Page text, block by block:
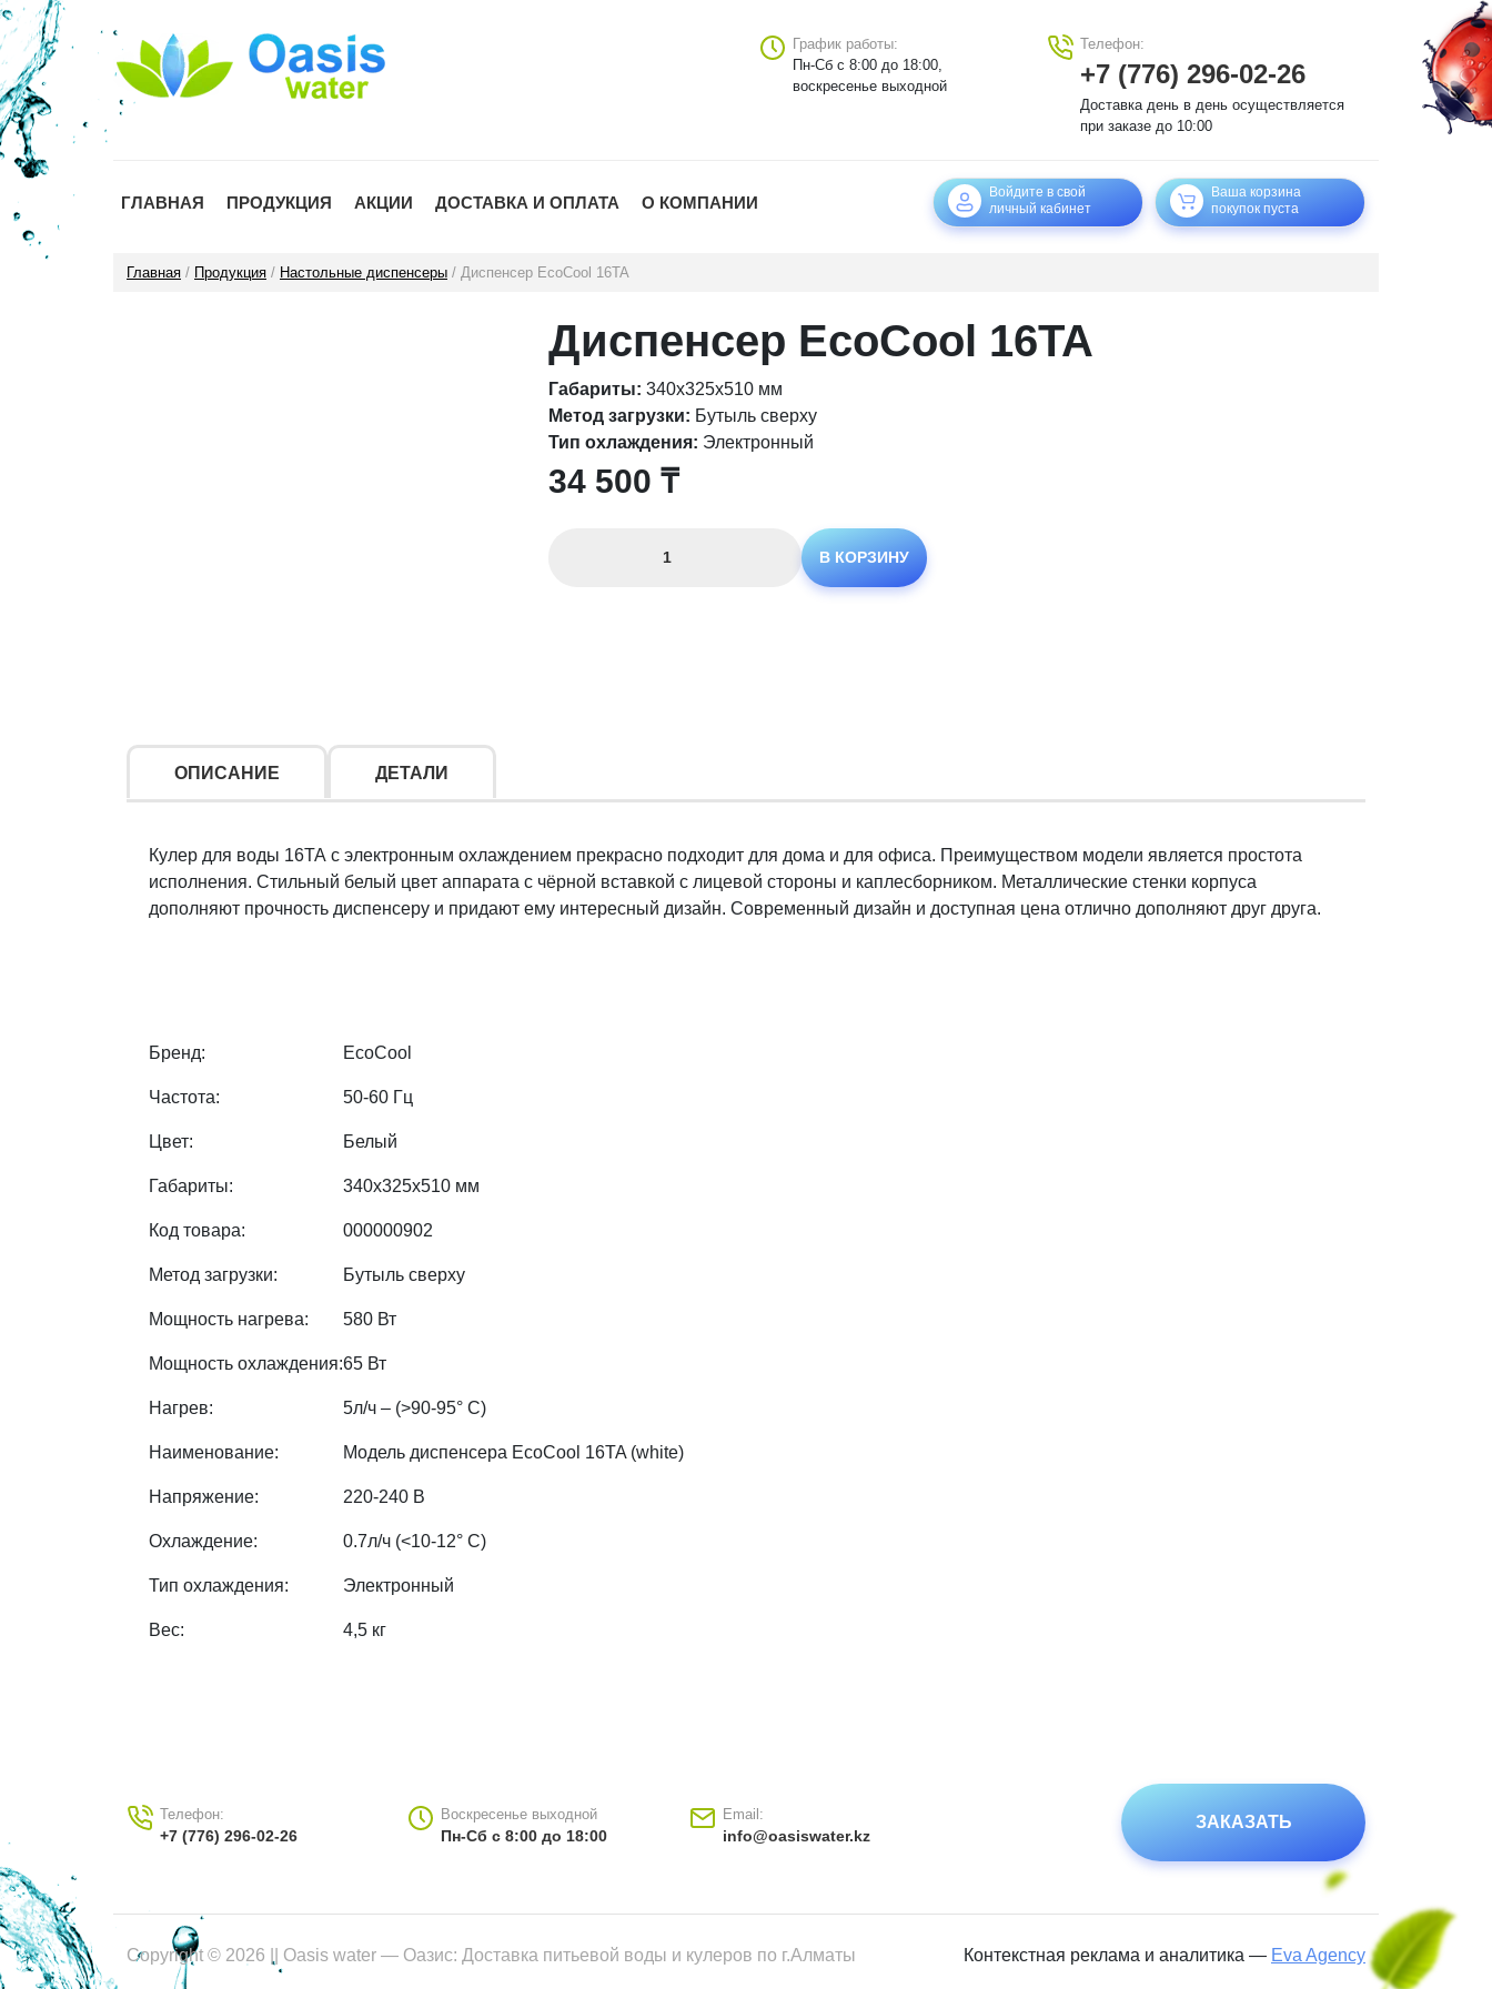
График работы:
Пн-Сб с 8:00 до 18:00,
воскресенье выходной
Телефон:
+7 (776) 296-02-26
Доставка день в день осуществляется
при заказе до 10:00
ГЛАВНАЯ ПРОДУКЦИЯ АКЦИИ ДОСТАВКА И ОПЛАТА О КОМПАНИИ
Войдите в свой
личный кабинет
Ваша корзина
покупок пуста
Главная / Продукция / Настольные диспенсеры / Диспенсер EcoCool 16TA
Диспенсер EcoCool 16TA
Габариты: 340х325х510 мм
Метод загрузки: Бутыль сверху
Тип охлаждения: Электронный
34 500 ₸
В КОРЗИНУ
ОПИСАНИЕ ДЕТАЛИ
Кулер для воды 16ТА с электронным охлаждением прекрасно подходит для дома и для офиса. Преимуществом модели является простота
исполнения. Стильный белый цвет аппарата с чёрной вставкой с лицевой стороны и каплесборником. Металлические стенки корпуса
дополняют прочность диспенсеру и придают ему интересный дизайн. Современный дизайн и доступная цена отлично дополняют друг друга.
Бренд: EcoCool
Частота: 50-60 Гц
Цвет: Белый
Габариты: 340х325х510 мм
Код товара: 000000902
Метод загрузки: Бутыль сверху
Мощность нагрева: 580 Вт
Мощность охлаждения:65 Вт
Нагрев: 5л/ч – (>90-95° С)
Наименование: Модель диспенсера EcoCool 16TA (white)
Напряжение: 220-240 В
Охлаждение: 0.7л/ч (<10-12° С)
Тип охлаждения: Электронный
Вес: 4,5 кг
Телефон:
+7 (776) 296-02-26
Воскресенье выходной
Пн-Сб с 8:00 до 18:00
Email:
info@oasiswater.kz
ЗАКАЗАТЬ
Copyright © 2026 || Oasis water — Оазис: Доставка питьевой воды и кулеров по г.Алматы Контекстная реклама и аналитика — Eva Agency